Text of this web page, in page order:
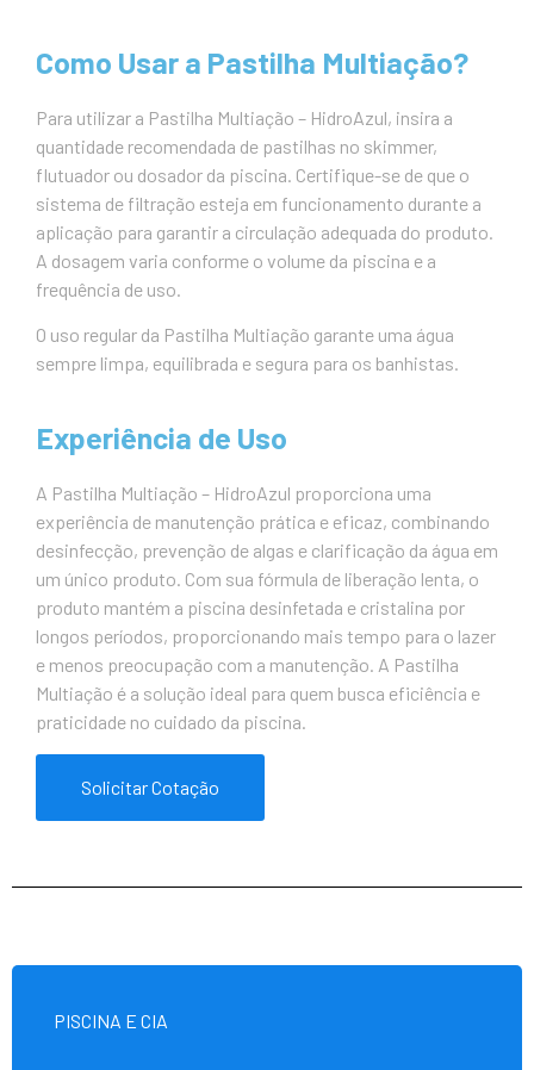
Como Usar a Pastilha Multiação?
Para utilizar a Pastilha Multiação – HidroAzul, insira a
quantidade recomendada de pastilhas no skimmer,
flutuador ou dosador da piscina. Certifique-se de que o
sistema de filtração esteja em funcionamento durante a
aplicação para garantir a circulação adequada do produto.
A dosagem varia conforme o volume da piscina e a
frequência de uso.
O uso regular da Pastilha Multiação garante uma água
sempre limpa, equilibrada e segura para os banhistas.
Experiência de Uso
A Pastilha Multiação – HidroAzul proporciona uma
experiência de manutenção prática e eficaz, combinando
desinfecção, prevenção de algas e clarificação da água em
um único produto. Com sua fórmula de liberação lenta, o
produto mantém a piscina desinfetada e cristalina por
longos períodos, proporcionando mais tempo para o lazer
e menos preocupação com a manutenção. A Pastilha
Multiação é a solução ideal para quem busca eficiência e
praticidade no cuidado da piscina.
Solicitar Cotação
PISCINA E CIA